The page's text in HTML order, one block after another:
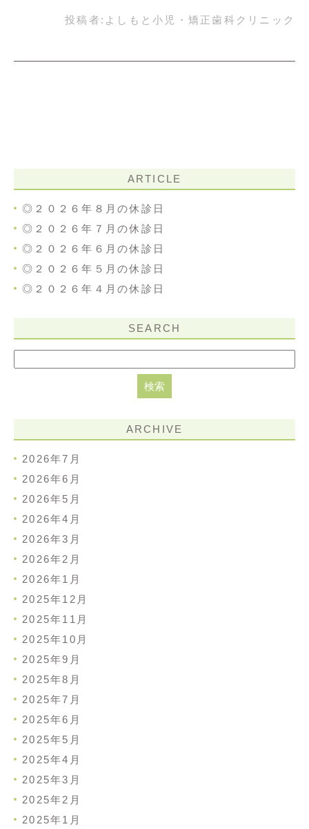
投稿者: よしもと小児・矯正歯科クリニック
ARTICLE
◎２０２６年８月の休診日
◎２０２６年７月の休診日
◎２０２６年６月の休診日
◎２０２６年５月の休診日
◎２０２６年４月の休診日
SEARCH
ARCHIVE
2026年7月
2026年6月
2026年5月
2026年4月
2026年3月
2026年2月
2026年1月
2025年12月
2025年11月
2025年10月
2025年9月
2025年8月
2025年7月
2025年6月
2025年5月
2025年4月
2025年3月
2025年2月
2025年1月